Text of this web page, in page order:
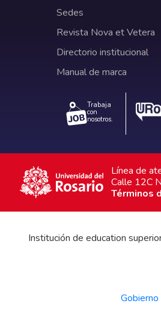
Sedes
Revista Nova et Vetera
Directorio institucional
Manual de marca
Trabaja
con
nosotros.
Línea de
Calle 12C
Términos
Institución de education